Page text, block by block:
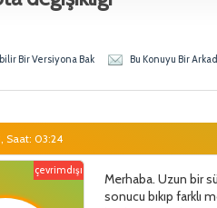
Bir Versiyona Bak Bu Konuyu Bir
Saat: 03:24
çevrimdışı
Merhaba. Uzun bir
sonucu bıkıp